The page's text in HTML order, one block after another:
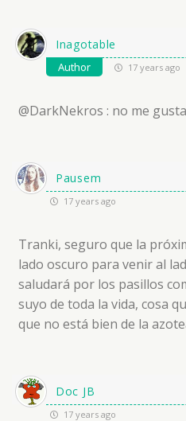
Inagotable
Author 17 years ago
@DarkNekros : no me
Pausem
17 years ago
Tranki, seguro que la
lado oscuro para venir al
saludará por los pasillos
suyo de toda la vida, cosa
que no está bien de la
Doc JB
17 years ago